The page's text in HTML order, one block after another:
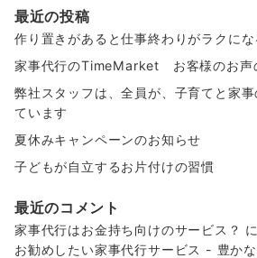
最近の投稿
作り置きがあると仕事終わりがラクにな
家事代行のTimeMarket お客様のお声
弊社スタッフは、全員が、子育てと家
ています
夏休みキャンペーンのお知らせ
子どもが自立するお片付けの習慣
最近のコメント
家事代行はお金持ち向けのサービス？
お勧めしたい家事代行サービス - 豊か